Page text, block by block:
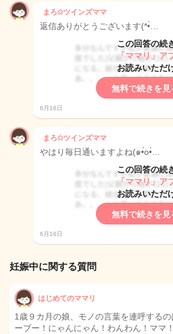
まろ✩ツインズママ
返信ありがとうございます(*•̀…
この回答の続
「ママリ」ア
お読みいただ
無料で続きを見
6月16日
まろ✩ツインズママ
やはり毎日通いますよね(๑•́o•̀…
この回答の続
「ママリ」ア
お読みいただ
無料で続きを見
6月16日
妊娠中に関する質問
はじめてのママリ
1歳９カ月の娘、モノの言葉を連呼する
ーブー！にゃんにゃん！わんわん！ママ